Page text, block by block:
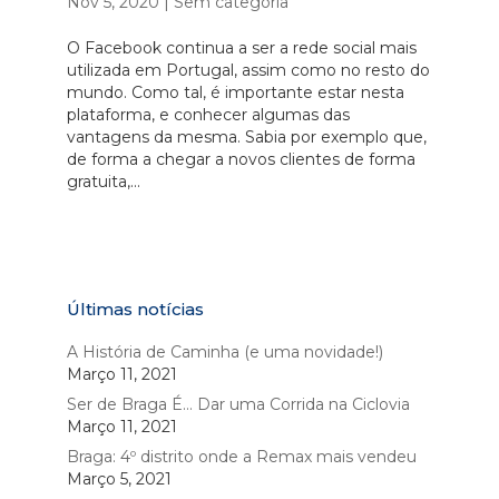
O Facebook continua a ser a rede social mais
utilizada em Portugal, assim como no resto do
mundo. Como tal, é importante estar nesta
plataforma, e conhecer algumas das
vantagens da mesma. Sabia por exemplo que,
de forma a chegar a novos clientes de forma
gratuita,...
Últimas notícias
A História de Caminha (e uma novidade!)
Março 11, 2021
Ser de Braga É… Dar uma Corrida na Ciclovia
Março 11, 2021
Braga: 4º distrito onde a Remax mais vendeu
Março 5, 2021